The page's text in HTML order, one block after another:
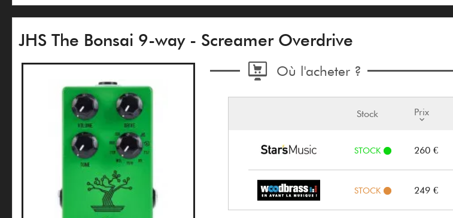
JHS The Bonsai 9-way - Screamer Overdrive
Où l'acheter ?
Stock Prix
STOCK 260 €
STOCK 249 €